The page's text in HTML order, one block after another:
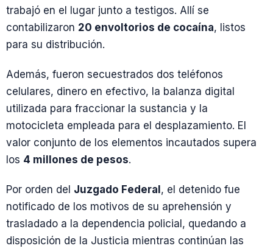
trabajó en el lugar junto a testigos. Allí se
contabilizaron 20 envoltorios de cocaína, listos
para su distribución.
Además, fueron secuestrados dos teléfonos
celulares, dinero en efectivo, la balanza digital
utilizada para fraccionar la sustancia y la
motocicleta empleada para el desplazamiento. El
valor conjunto de los elementos incautados supera
los 4 millones de pesos.
Por orden del Juzgado Federal , el detenido fue
notificado de los motivos de su aprehensión y
trasladado a la dependencia policial, quedando a
disposición de la Justicia mientras continúan las